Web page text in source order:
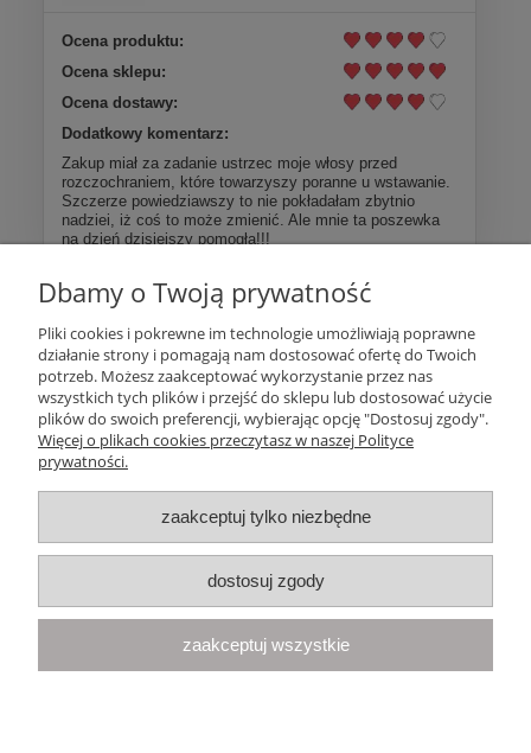
Ocena produktu:
Ocena sklepu:
Ocena dostawy:
Dodatkowy komentarz:
Zakup miał za zadanie ustrzec moje włosy przed
rozczochraniem, które towarzyszy poranne u wstawanie.
Szczerze powiedziawszy to nie pokładałam zbytnio
nadziei, iż coś to może zmienić. Ale mnie ta poszewka
na dzień dzisiejszy pomogła!!!
Więcej opinii
Pomoc
Moje konto
Płatności i dostawa
Informacje
O nas
Your Space| Olimpijska 8, 86-010 Samociążek, woj. kujawsko-
Dbamy o Twoją prywatność
Pliki cookies i pokrewne im technologie umożliwiają poprawne
działanie strony i pomagają nam dostosować ofertę do Twoich
potrzeb. Możesz zaakceptować wykorzystanie przez nas
wszystkich tych plików i przejść do sklepu lub dostosować użycie
plików do swoich preferencji, wybierając opcję "Dostosuj zgody".
Więcej o plikach cookies przeczytasz w naszej Polityce
prywatności.
zaakceptuj tylko niezbędne
dostosuj zgody
zaakceptuj wszystkie